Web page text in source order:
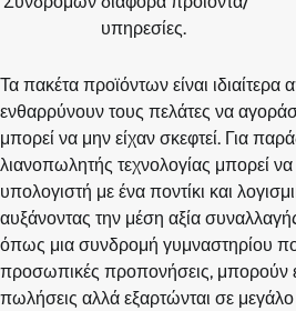
υπηρεσίες.
Τα πακέτα προϊόντων είναι
ενθαρρύνουν τους πελάτες να
μπορεί να μην είχαν σκεφτεί. Για
λιανοπωλητής τεχνολογίας μπορεί
υπολογιστή με ένα ποντίκι και
αυξάνοντας την μέση αξία
όπως μια συνδρομή γυμναστηρίου
προσωπικές προπονήσεις, μπορούν
πωλήσεις αλλά εξαρτώνται σε